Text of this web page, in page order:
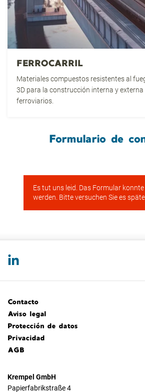
FERROCARRIL
Materiales compuestos resistentes al
3D para la construcción interna y externa
ferroviarios.
Formulario de
Contacto
Aviso legal
Protección de datos
Privacidad
AGB
Krempel GmbH
Papierfabrikstraße 4